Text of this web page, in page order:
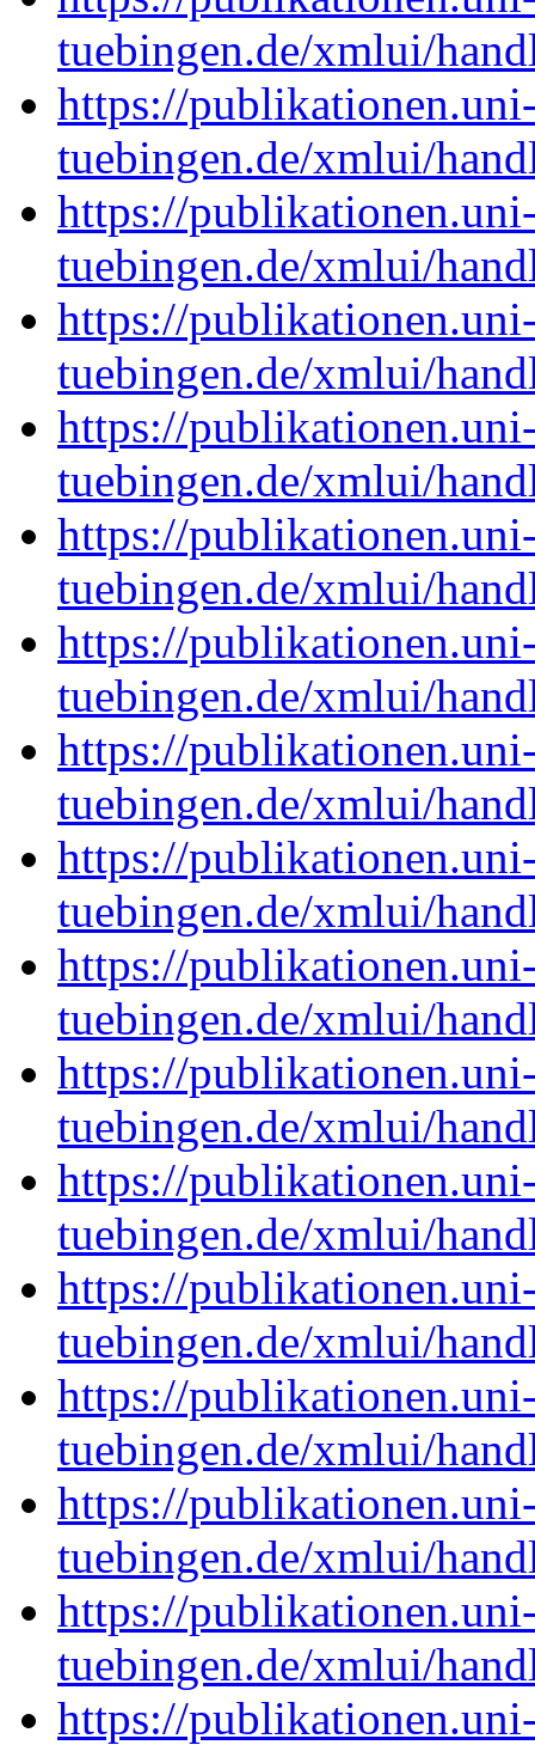
tuebingen.de/xmlui/
https://
tuebingen.de/xmlui/
https://
tuebingen.de/xmlui/
https://
tuebingen.de/xmlui/
https://
tuebingen.de/xmlui/
https://
tuebingen.de/xmlui/
https://
tuebingen.de/xmlui/
https://
tuebingen.de/xmlui/
https://
tuebingen.de/xmlui/
https://
tuebingen.de/xmlui/
https://
tuebingen.de/xmlui/
https://
tuebingen.de/xmlui/
https://
tuebingen.de/xmlui/
https://
tuebingen.de/xmlui/
https://
tuebingen.de/xmlui/
https://
tuebingen.de/xmlui/
https://